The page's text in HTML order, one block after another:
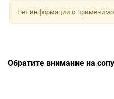
Нет информации о
Обратите внимание на